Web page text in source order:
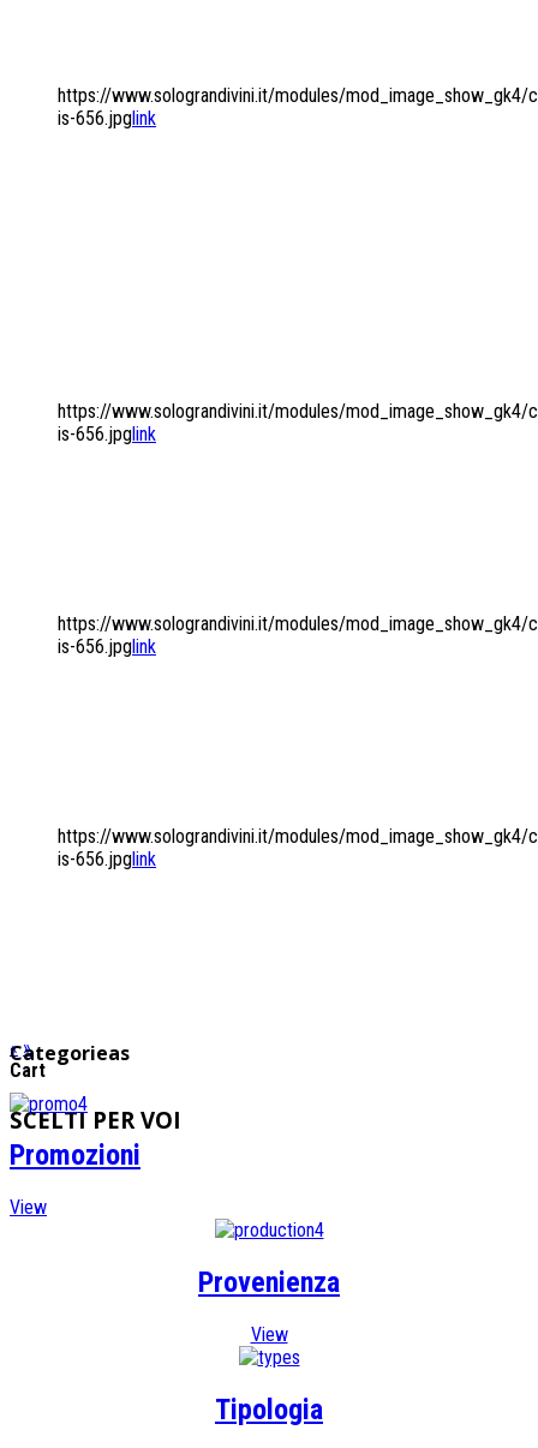
https://www.solograndivini.it/modules/mod_image_show_gk4/
is-656.jpglink
https://www.solograndivini.it/modules/mod_image_show_gk4/
is-656.jpglink
https://www.solograndivini.it/modules/mod_image_show_gk4/
is-656.jpglink
https://www.solograndivini.it/modules/mod_image_show_gk4/
is-656.jpglink
« »
Cart
SCELTIPER VOI
Categorieas
Promozioni
View
Provenienza
View
Tipologia